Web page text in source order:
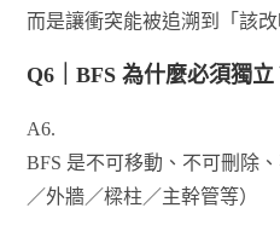
而是讓衝突能被追溯到「該改
Q6｜BFS 為什麼必須獨立
A6.
BFS 是不可移動、不可刪除
／外牆／樑柱／主幹管等）